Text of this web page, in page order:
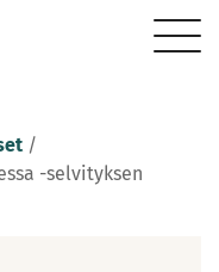
/
-selvityksen